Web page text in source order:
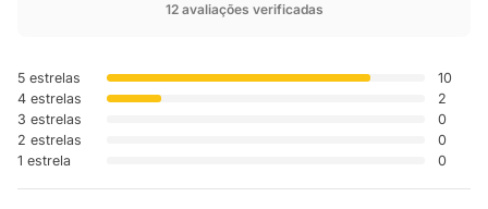
12 avaliações verificadas
5 estrelas
10
4 estrelas
2
3 estrelas
0
2 estrelas
0
1 estrela
0